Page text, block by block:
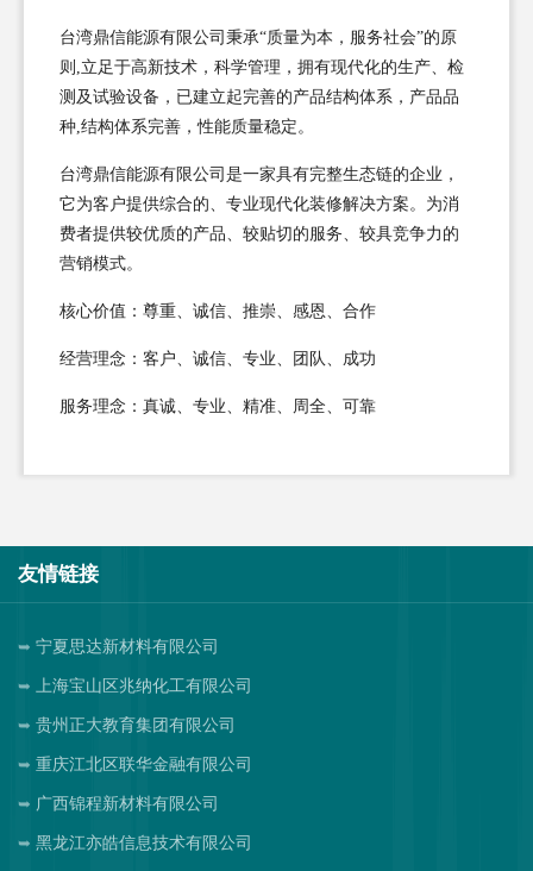
台湾鼎信能源有限公司秉承“质量为本，服务社会”的原
则,立足于高新技术，科学管理，拥有现代化的生产、检
测及试验设备，已建立起完善的产品结构体系，产品品
种,结构体系完善，性能质量稳定。
台湾鼎信能源有限公司是一家具有完整生态链的企业，
它为客户提供综合的、专业现代化装修解决方案。为消
费者提供较优质的产品、较贴切的服务、较具竞争力的
营销模式。
核心价值：尊重、诚信、推崇、感恩、合作
经营理念：客户、诚信、专业、团队、成功
服务理念：真诚、专业、精准、周全、可靠
友情链接
宁夏思达新材料有限公司
上海宝山区兆纳化工有限公司
贵州正大教育集团有限公司
重庆江北区联华金融有限公司
广西锦程新材料有限公司
黑龙江亦皓信息技术有限公司